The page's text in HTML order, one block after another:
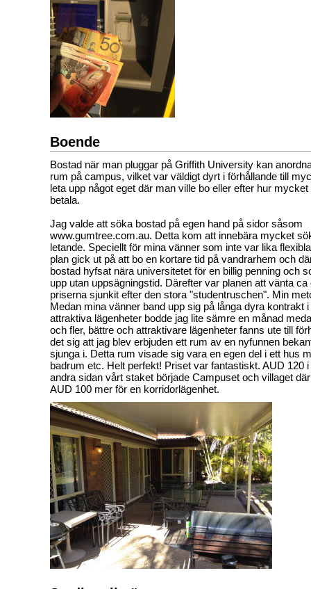
Boende
Bostad när man pluggar på Griffith University kan
rum på campus, vilket var väldigt dyrt i förhållande till
leta upp något eget där man ville bo eller efter hur
betala.
Jag valde att söka bostad på egen hand på sidor såsom
www.gumtree.com.au. Detta kom att innebära mycket
letande. Speciellt för mina vänner som inte var lika
plan gick ut på att bo en kortare tid på vandrarhem och
bostad hyfsat nära universitetet för en billig penning och
upp utan uppsägningstid. Därefter var planen att vänta ca
priserna sjunkit efter den stora "studentruschen". Min
Medan mina vänner band upp sig på långa dyra kontrakt
attraktiva lägenheter bodde jag lite sämre en månad
och fler, bättre och attraktivare lägenheter fanns ute till
det sig att jag blev erbjuden ett rum av en nyfunnen
sjunga i. Detta rum visade sig vara en egen del i ett hus
badrum etc. Helt perfekt! Priset var fantastiskt. AUD 120
andra sidan vårt staket började Campuset och villaget
AUD 100 mer för en korridorlägenhet.